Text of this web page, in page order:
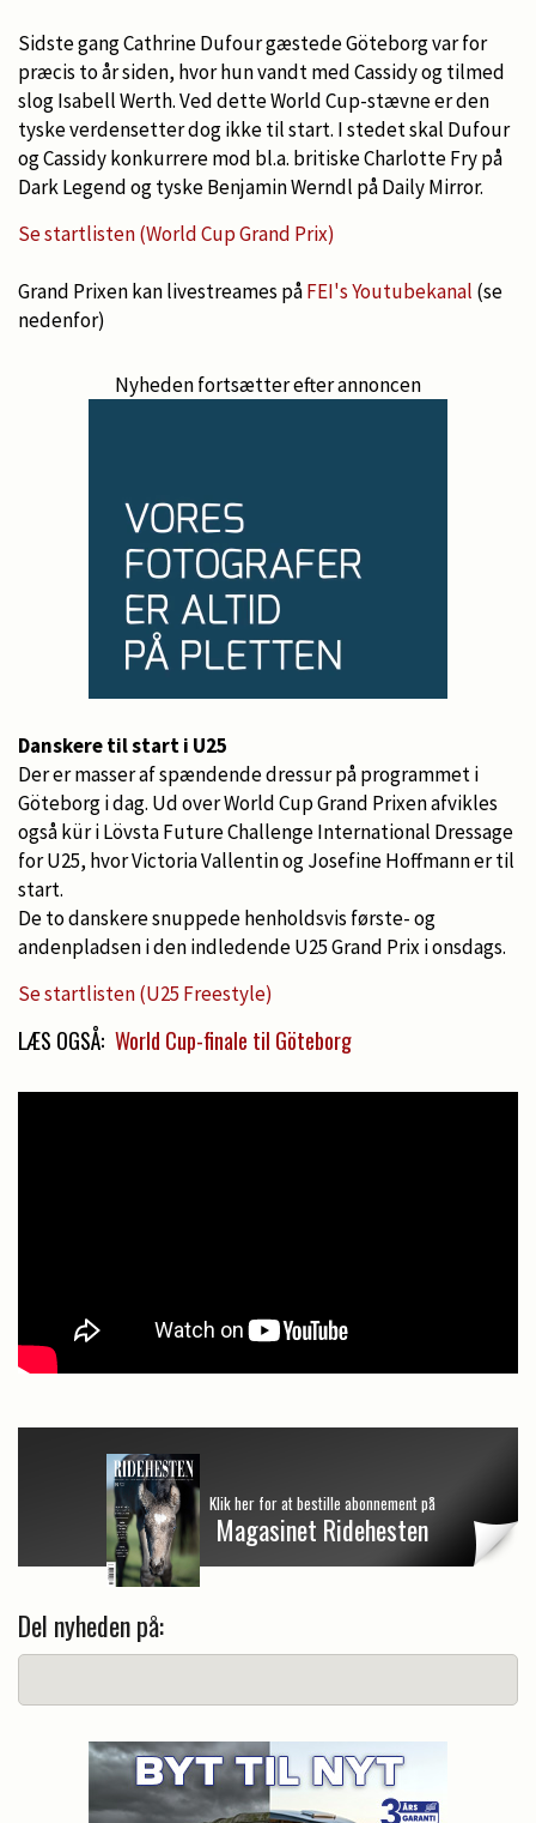
Sidste gang Cathrine Dufour gæstede Göteborg var for
præcis to år siden, hvor hun vandt med Cassidy og tilmed
slog Isabell Werth. Ved dette World Cup-stævne er den
tyske verdensetter dog ikke til start. I stedet skal Dufour
og Cassidy konkurrere mod bl.a. britiske Charlotte Fry på
Dark Legend og tyske Benjamin Werndl på Daily Mirror.
Se startlisten (World Cup Grand Prix)
Grand Prixen kan livestreames påFEI's Youtubekanal (se
nedenfor)
Nyheden fortsætter efter annoncen
Danskere til start i U25
Der er masser af spændende dressur på programmet i
Göteborg i dag. Ud over World Cup Grand Prixen afvikles
også kür i Lövsta Future Challenge International Dressage
for U25, hvor Victoria Vallentin og Josefine Hoffmann er til
start.
De to danskere snuppede henholdsvis første- og
andenpladsen i den indledende U25 Grand Prix i onsdags.
Se startlisten (U25 Freestyle)
LÆS OGSÅ: World Cup-finale til Göteborg
Klik her for at bestille abonnement på
Magasinet Ridehesten
Del nyheden på: